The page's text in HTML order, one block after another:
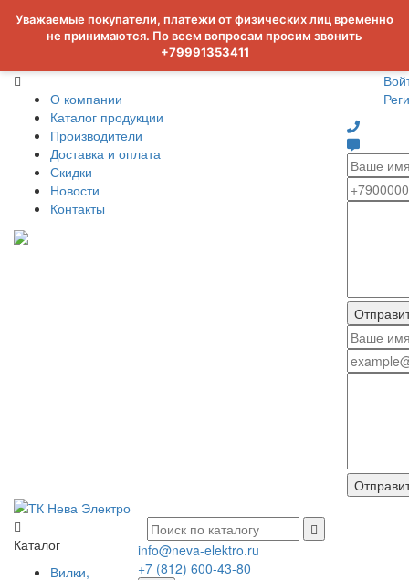
Уважаемые покупатели, платежи от физических лиц временно
не принимаются. По всем вопросам просим звонить
+79991353411
О компании
Каталог продукции
Производители
Доставка и оплата
Скидки
Новости
Контакты
Каталог
Вилки,
info@neva-elektro.ru
+7 (812) 600-43-80